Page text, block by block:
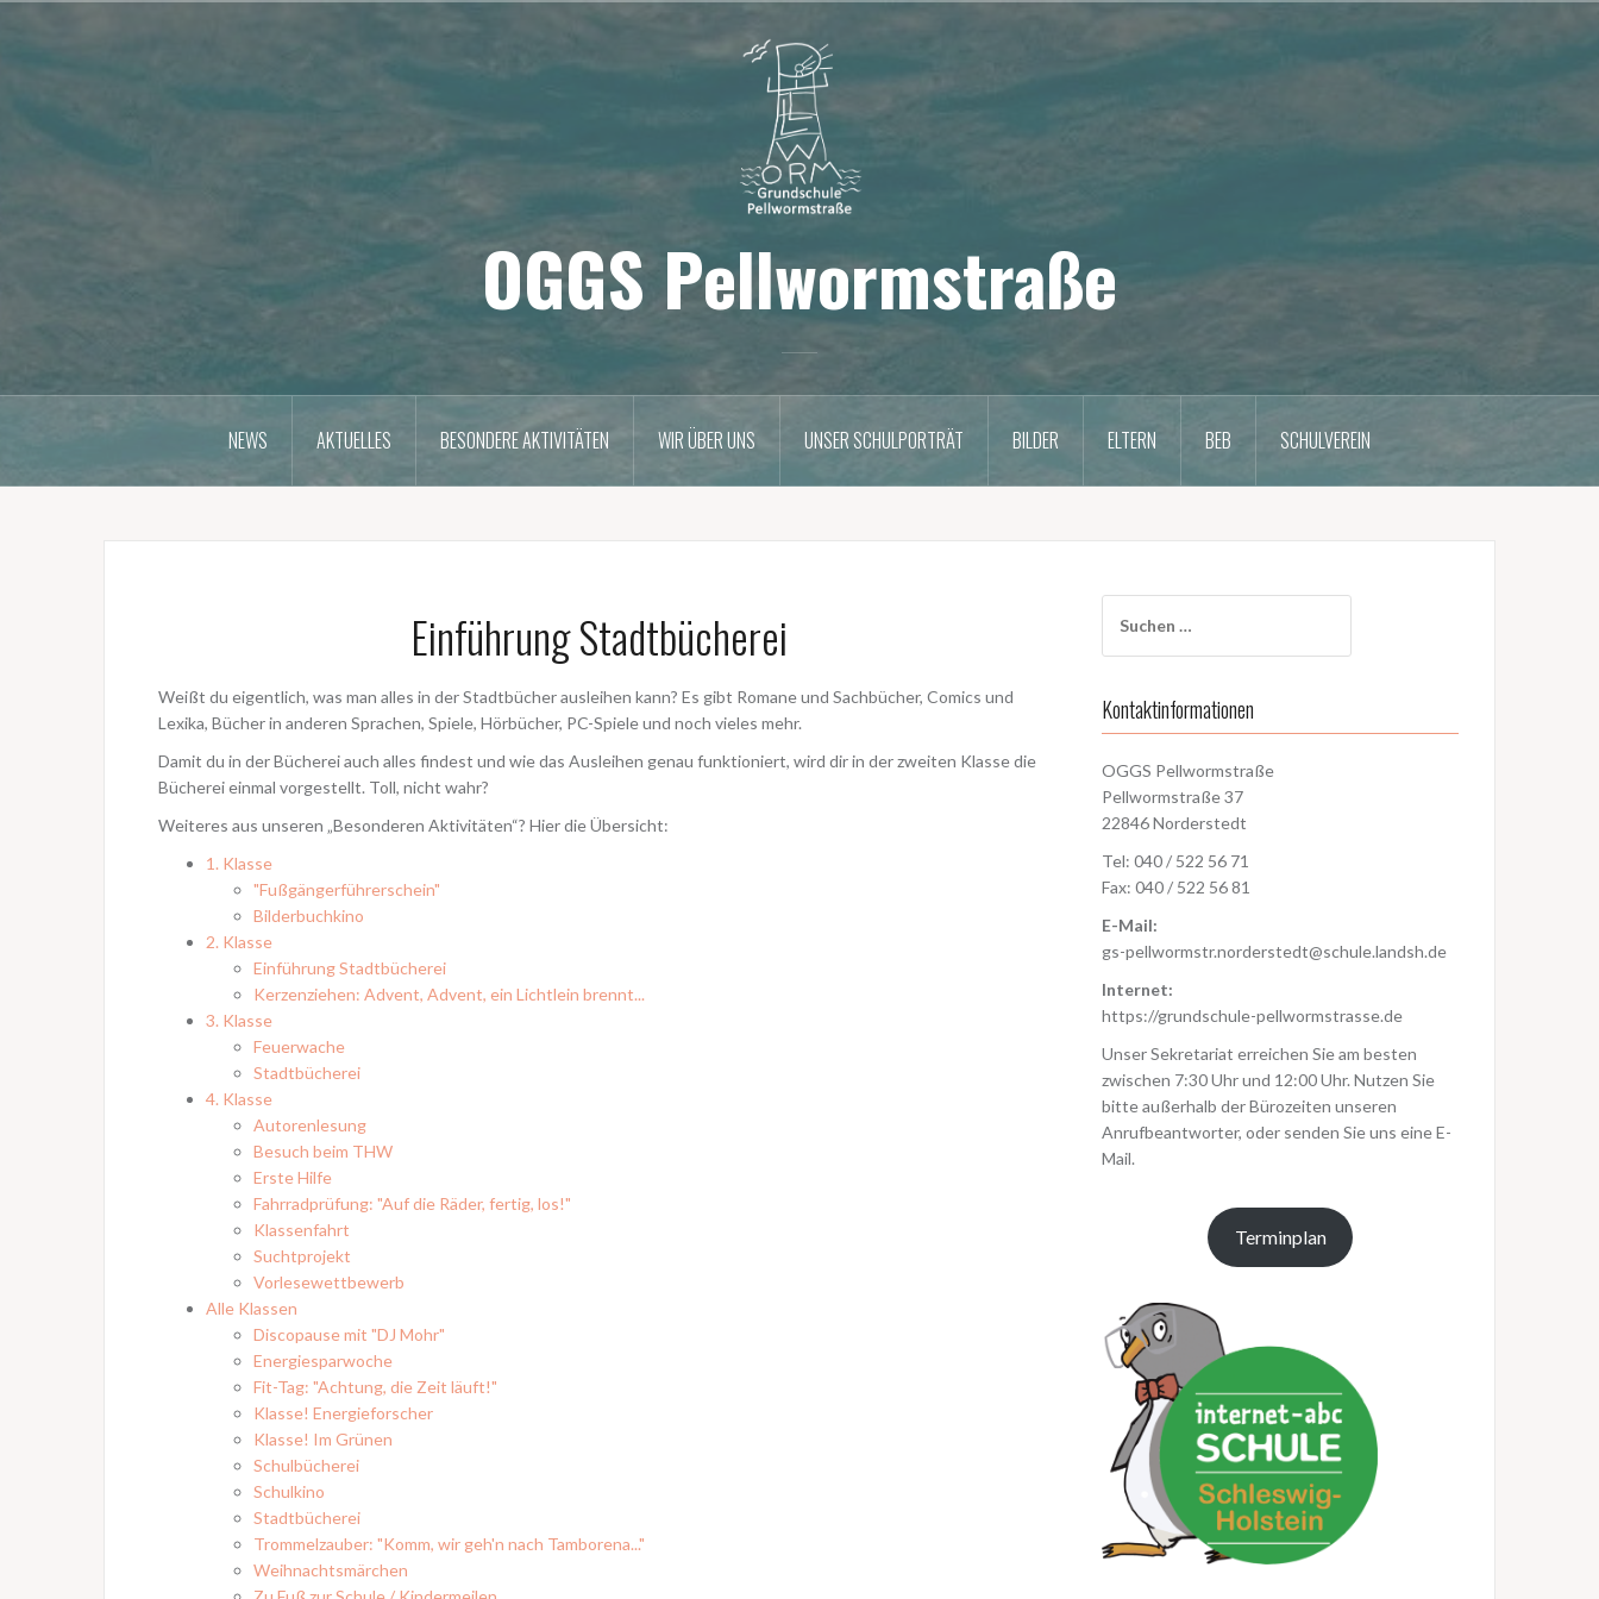
OGGS Pellwormstraße
NEWS AKTUELLES BESONDERE AKTIVITÄTEN WIR ÜBER UNS UNSER SCHULPORTRÄT BILDER ELTERN BEB SCHULVEREIN
Einführung Stadtbücherei
Weißt du eigentlich, was man alles in der Stadtbücher ausleihen kann? Es gibt Romane und Sachbücher, Comics und
Lexika, Bücher in anderen Sprachen, Spiele, Hörbücher, PC-Spiele und noch vieles mehr.
Damit du in der Bücherei auch alles findest und wie das Ausleihen genau funktioniert, wird dir in der zweiten Klasse die
Bücherei einmal vorgestellt. Toll, nicht wahr?
Weiteres aus unseren „Besonderen Aktivitäten“? Hier die Übersicht:
1. Klasse
"Fußgängerführerschein"
Bilderbuchkino
2. Klasse
Einführung Stadtbücherei
Kerzenziehen: Advent, Advent, ein Lichtlein brennt...
3. Klasse
Feuerwache
Stadtbücherei
4. Klasse
Autorenlesung
Besuch beim THW
Erste Hilfe
Fahrradprüfung: "Auf die Räder, fertig, los!"
Klassenfahrt
Suchtprojekt
Vorlesewettbewerb
Alle Klassen
Discopause mit "DJ Mohr"
Energiesparwoche
Fit-Tag: "Achtung, die Zeit läuft!"
Klasse! Energieforscher
Klasse! Im Grünen
Schulbücherei
Schulkino
Stadtbücherei
Trommelzauber: "Komm, wir geh'n nach Tamborena..."
Weihnachtsmärchen
nach:
Kontaktinformationen
OGGS Pellwormstraße
Pellwormstraße 37
22846 Norderstedt
Tel: 040 / 522 56 71
Fax: 040 / 522 56 81
E-Mail:
gs-pellwormstr.norderstedt@schule.landsh.de
Internet:
https://grundschule-pellwormstrasse.de
Unser Sekretariat erreichen Sie am besten
zwischen 7:30 Uhr und 12:00 Uhr. Nutzen Sie
bitte außerhalb der Bürozeiten unseren
Anrufbeantworter, oder senden Sie uns eine E-
Mail.
Terminplan